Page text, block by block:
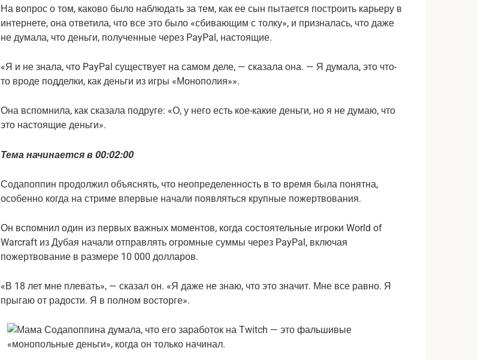
На вопрос о том, каково было наблюдать за тем, как ее сын пытается построить карьеру в
интернете, она ответила, что все это было «сбивающим с толку», и призналась, что даже
не думала, что деньги, полученные через PayPal, настоящие.
«Я и не знала, что PayPal существует на самом деле, — сказала она. — Я думала, это что-
то вроде подделки, как деньги из игры «Монополия»».
Она вспомнила, как сказала подруге: «О, у него есть кое-какие деньги, но я не думаю, что
это настоящие деньги».
Тема начинается в 00:02:00
Содапоппин продолжил объяснять, что неопределенность в то время была понятна,
особенно когда на стриме впервые начали появляться крупные пожертвования.
Он вспомнил один из первых важных моментов, когда состоятельные игроки World of
Warcraft из Дубая начали отправлять огромные суммы через PayPal, включая
пожертвование в размере 10 000 долларов.
«В 18 лет мне плевать», — сказал он. «Я даже не знаю, что это значит. Мне все равно. Я
прыгаю от радости. Я в полном восторге».